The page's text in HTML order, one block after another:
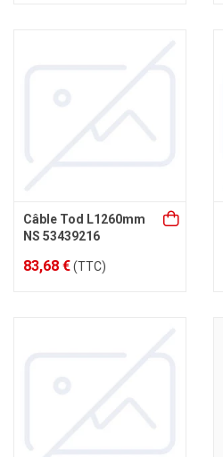
Câble Tod L1260mm
NS 53439216
83,68 €(TTC)